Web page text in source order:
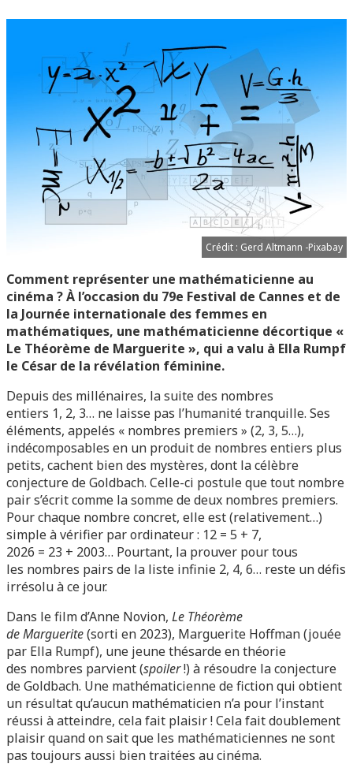
Crédit : Gerd Altmann -Pixabay
Comment représenter une mathématicienne au
cinéma ? À l’occasion du 79e Festival de Cannes et de
la Journée internationale des femmes en
mathématiques, une mathématicienne décortique «
Le Théorème de Marguerite », qui a valu à Ella Rumpf
le César de la révélation féminine.
Depuis des millénaires, la suite des nombres
entiers 1, 2, 3… ne laisse pas l’humanité tranquille. Ses
éléments, appelés « nombres premiers » (2, 3, 5…),
indécomposables en un produit de nombres entiers plus
petits, cachent bien des mystères, dont la célèbre
conjecture de Goldbach. Celle-ci postule que tout nombre
pair s’écrit comme la somme de deux nombres premiers.
Pour chaque nombre concret, elle est (relativement…)
simple à vérifier par ordinateur : 12 = 5 + 7,
2026 = 23 + 2003… Pourtant, la prouver pour tous
les nombres pairs de la liste infinie 2, 4, 6… reste un défis
irrésolu à ce jour.
Dans le film d’Anne Novion, Le Théorème
de Marguerite(sorti en 2023), Marguerite Hoffman (jouée
par Ella Rumpf), une jeune thésarde en théorie
des nombres parvient (spoiler!) à résoudre la conjecture
de Goldbach. Une mathématicienne de fiction qui obtient
un résultat qu’aucun mathématicien n’a pour l’instant
réussi à atteindre, cela fait plaisir ! Cela fait doublement
plaisir quand on sait que les mathématiciennes ne sont
pas toujours aussi bien traitées au cinéma.